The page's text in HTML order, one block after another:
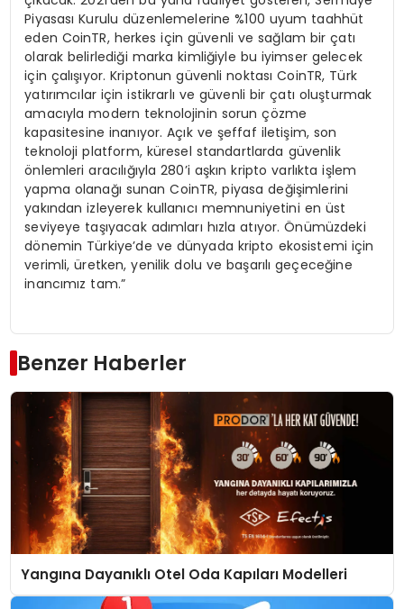
Piyasası Kurulu düzenlemelerine %100 uyum taahhüt
eden CoinTR, herkes için güvenli ve sağlam bir çatı
olarak belirlediği marka kimliğiyle bu iyimser gelecek
için çalışıyor. Kriptonun güvenli noktası CoinTR, Türk
yatırımcılar için istikrarlı ve güvenli bir çatı oluşturmak
amacıyla modern teknolojinin sorun çözme
kapasitesine inanıyor. Açık ve şeffaf iletişim, son
teknoloji platform, küresel standartlarda güvenlik
önlemleri aracılığıyla 280’i aşkın kripto varlıkta işlem
yapma olanağı sunan CoinTR, piyasa değişimlerini
yakından izleyerek kullanıcı memnuniyetini en üst
seviyeye taşıyacak adımları hızla atıyor. Önümüzdeki
dönemin Türkiye’de ve dünyada kripto ekosistemi için
verimli, üretken, yenilik dolu ve başarılı geçeceğine
inancımız tam.”
Benzer Haberler
Yangına Dayanıklı Otel Oda Kapıları Modelleri